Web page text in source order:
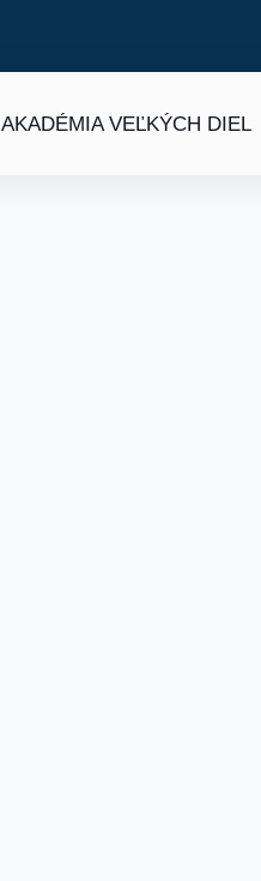
AKADÉMIA VEĽKÝCH DIEL